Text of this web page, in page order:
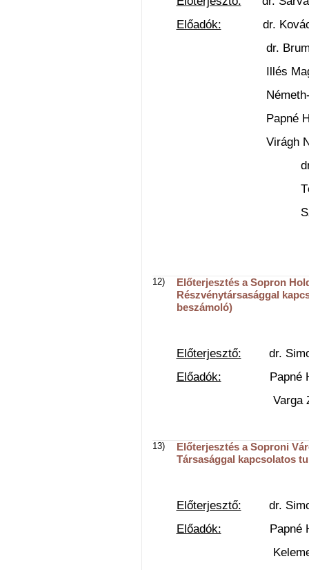
Előadók: dr. Kovács
dr. Brummer
Illés Magdolna
Németh- Károly
Papné Horváth
Virágh Natália
dr. Tószegi
Tóth Gábor
Szalay Katalin
12)
Előterjesztés a Sopron
Részvénytársasággal
beszámoló)
Előterjesztő: dr. Simon
Előadók: Papné
Varga Zoltán
13)
Előterjesztés a Soproni
Társasággal kapcsolatos
Előterjesztő: dr. Simon
Előadók: Papné
Kelemen